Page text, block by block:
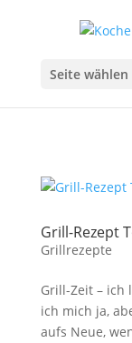
Seite wählen
Grill-Rezept
Grillrezepte
Grill-Zeit – ich
ich mich ja,
aufs Neue,